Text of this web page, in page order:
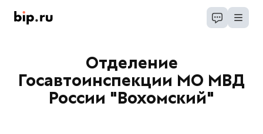
Отделение
Госавтоинспекции МО МВД
России "Вохомский"